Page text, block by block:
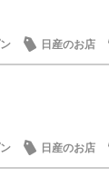
日産のお店
日産のお店